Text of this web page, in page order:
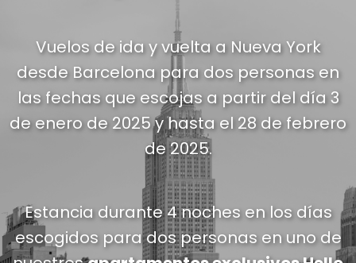
Vuelos de ida y vuelta a Nueva York
desde Barcelona para dos personas en
las fechas que escojas a partir del día 3
de enero de 2025 y hasta el 28 de febrero
de 2025.
Estancia durante 4 noches en los días
escogidos para dos personas en uno de